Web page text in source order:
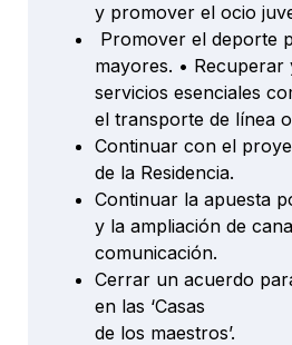
y promover el ocio
Promover el deporte
mayores. • Recuperar
servicios esenciales
el transporte de línea
Continuar con el
de la Residencia.
Continuar la apuesta
y la ampliación de
comunicación.
Cerrar un acuerdo
en las ‘Casas
de los maestros’.